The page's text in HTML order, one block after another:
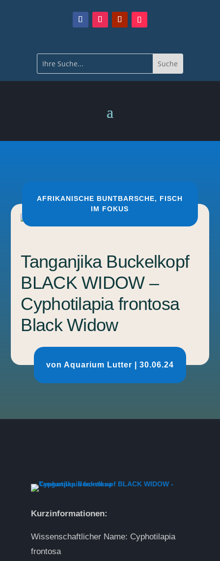
AFRIKANISCHE BUNTBARSCHE, FISCH
IM FOKUS
Tanganjika Buckelkopf
BLACK WIDOW –
Cyphotilapia frontosa
Black Widow
von Aquarium Lutter 30.06.24
Kurzinformationen:
Wissenschaftlicher Name: Cyphotilapia
frontosa